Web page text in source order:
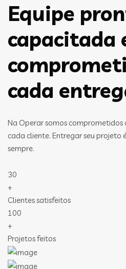
Equipe
capacitada
cada
Na Operar somos comprometidos
cada cliente. Entregar seu projeto
sempre.
30
+
Clientes satisfeitos
100
+
Projetos feitos